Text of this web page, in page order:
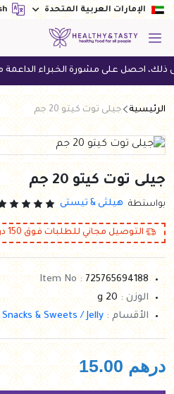
English
احصل على مشورة الخبراء الداعمة
الرئيسية جيلى توت كيتو 20 جم
جيلى توت كيتو 20 جم
بواستطة هيلثى & تيستى
التوصيل مجاني للطلبات فوق150
Item No : 725765694188
الوزن : 20 g
الأقسام : Snacks & Sweets / Jelly
درهم 15.00